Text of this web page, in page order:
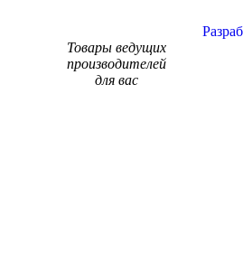
Товары ведущих
производителей
для вас